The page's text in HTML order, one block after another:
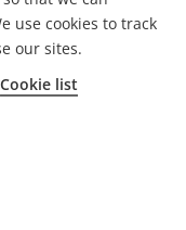
use cookies to track
our sites.
Cookie list